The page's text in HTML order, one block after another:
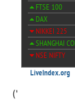
('